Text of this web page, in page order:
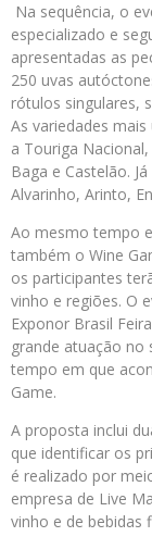
Na sequência, o
especializado e
apresentadas as
250 uvas
rótulos singulares,
As variedades
a Touriga
Baga e Castelão.
Alvarinho, Arinto,
Ao mesmo tempo
também o Wine
os participantes
vinho e regiões. O
Exponor Brasil
grande atuação no
tempo em que
Game.
A proposta inclui
que identificar os
é realizado por
empresa de Live
vinho e de bebidas